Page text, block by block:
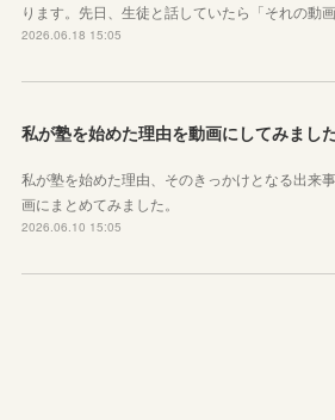
ります。先日、生徒と話していたら「それの動
2026.06.18 15:05
私が塾を始めた理由を動画にしてみまし
私が塾を始めた理由、そのきっかけとなる出来
画にまとめてみました。
2026.06.10 15:05